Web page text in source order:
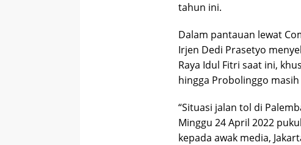
tahun ini.
Dalam pantauan lewat
Irjen Dedi Prasetyo
Raya Idul Fitri saat ini,
hingga Probolinggo
“Situasi jalan tol di
Minggu 24 April 2022
kepada awak media,